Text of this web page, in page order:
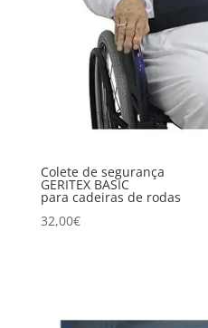
Colete de segurança
GERITEX BASIC
para cadeiras de rodas
32,00€